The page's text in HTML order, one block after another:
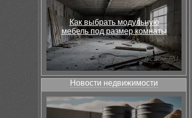
Как выбрать модульную
мебель под размер комнаты
Новости недвижимости